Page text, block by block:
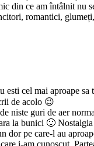
din ce am întâlnit nu
romantici,
esti cel mai aproape
de acolo 😉
niste guri de aer
la bunici 🙂
dor pe care-l au
i-am cunoscut.